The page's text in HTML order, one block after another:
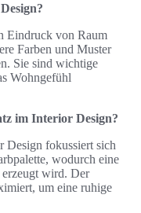
Eindruck von Raum
Farben und Muster
Sie sind wichtige
Wohngefühl
im Interior Design?
Design fokussiert sich
wodurch eine
wird. Der
um eine ruhige